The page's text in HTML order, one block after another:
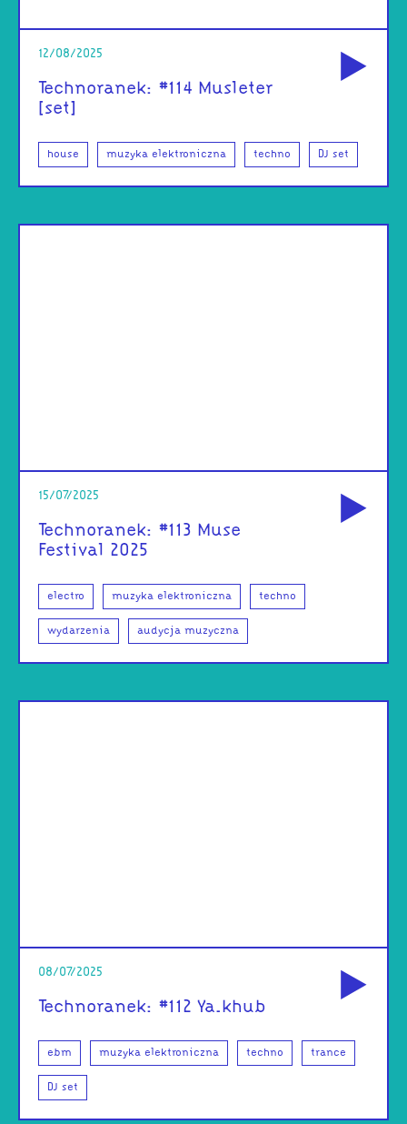
12/08/2025
Technoranek: #114 Musleter
[set]
house muzyka elektroniczna techno DJ set
15/07/2025
Technoranek: #113 Muse
Festival 2025
electro muzyka elektroniczna techno
wydarzenia audycja muzyczna
08/07/2025
Technoranek: #112 Ya.khub
ebm muzyka elektroniczna techno trance
DJ set